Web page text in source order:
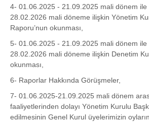
4- 01.06.2025 - 21.09.2025 mali dönem ile
28.02.2026 mali döneme ilişkin Yönetim
Raporu’nun okunması,
5- 01.06.2025 - 21.09.2025 mali dönem
28.02.2026 mali döneme ilişkin Denetim
okunması,
6- Raporlar Hakkında Görüşmeler,
7- 01.06.2025-21.09.2025 mali dönem
faaliyetlerinden dolayı Yönetim Kurulu
edilmesinin Genel Kurul üyelerimizin